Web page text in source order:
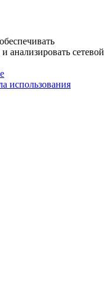
анализировать сетевой
использования